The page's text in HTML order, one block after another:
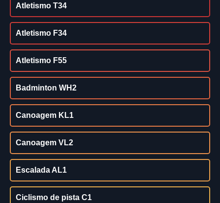
Atletismo T34
Atletismo F34
Atletismo F55
Badminton WH2
Canoagem KL1
Canoagem VL2
Escalada AL1
Ciclismo de pista C1